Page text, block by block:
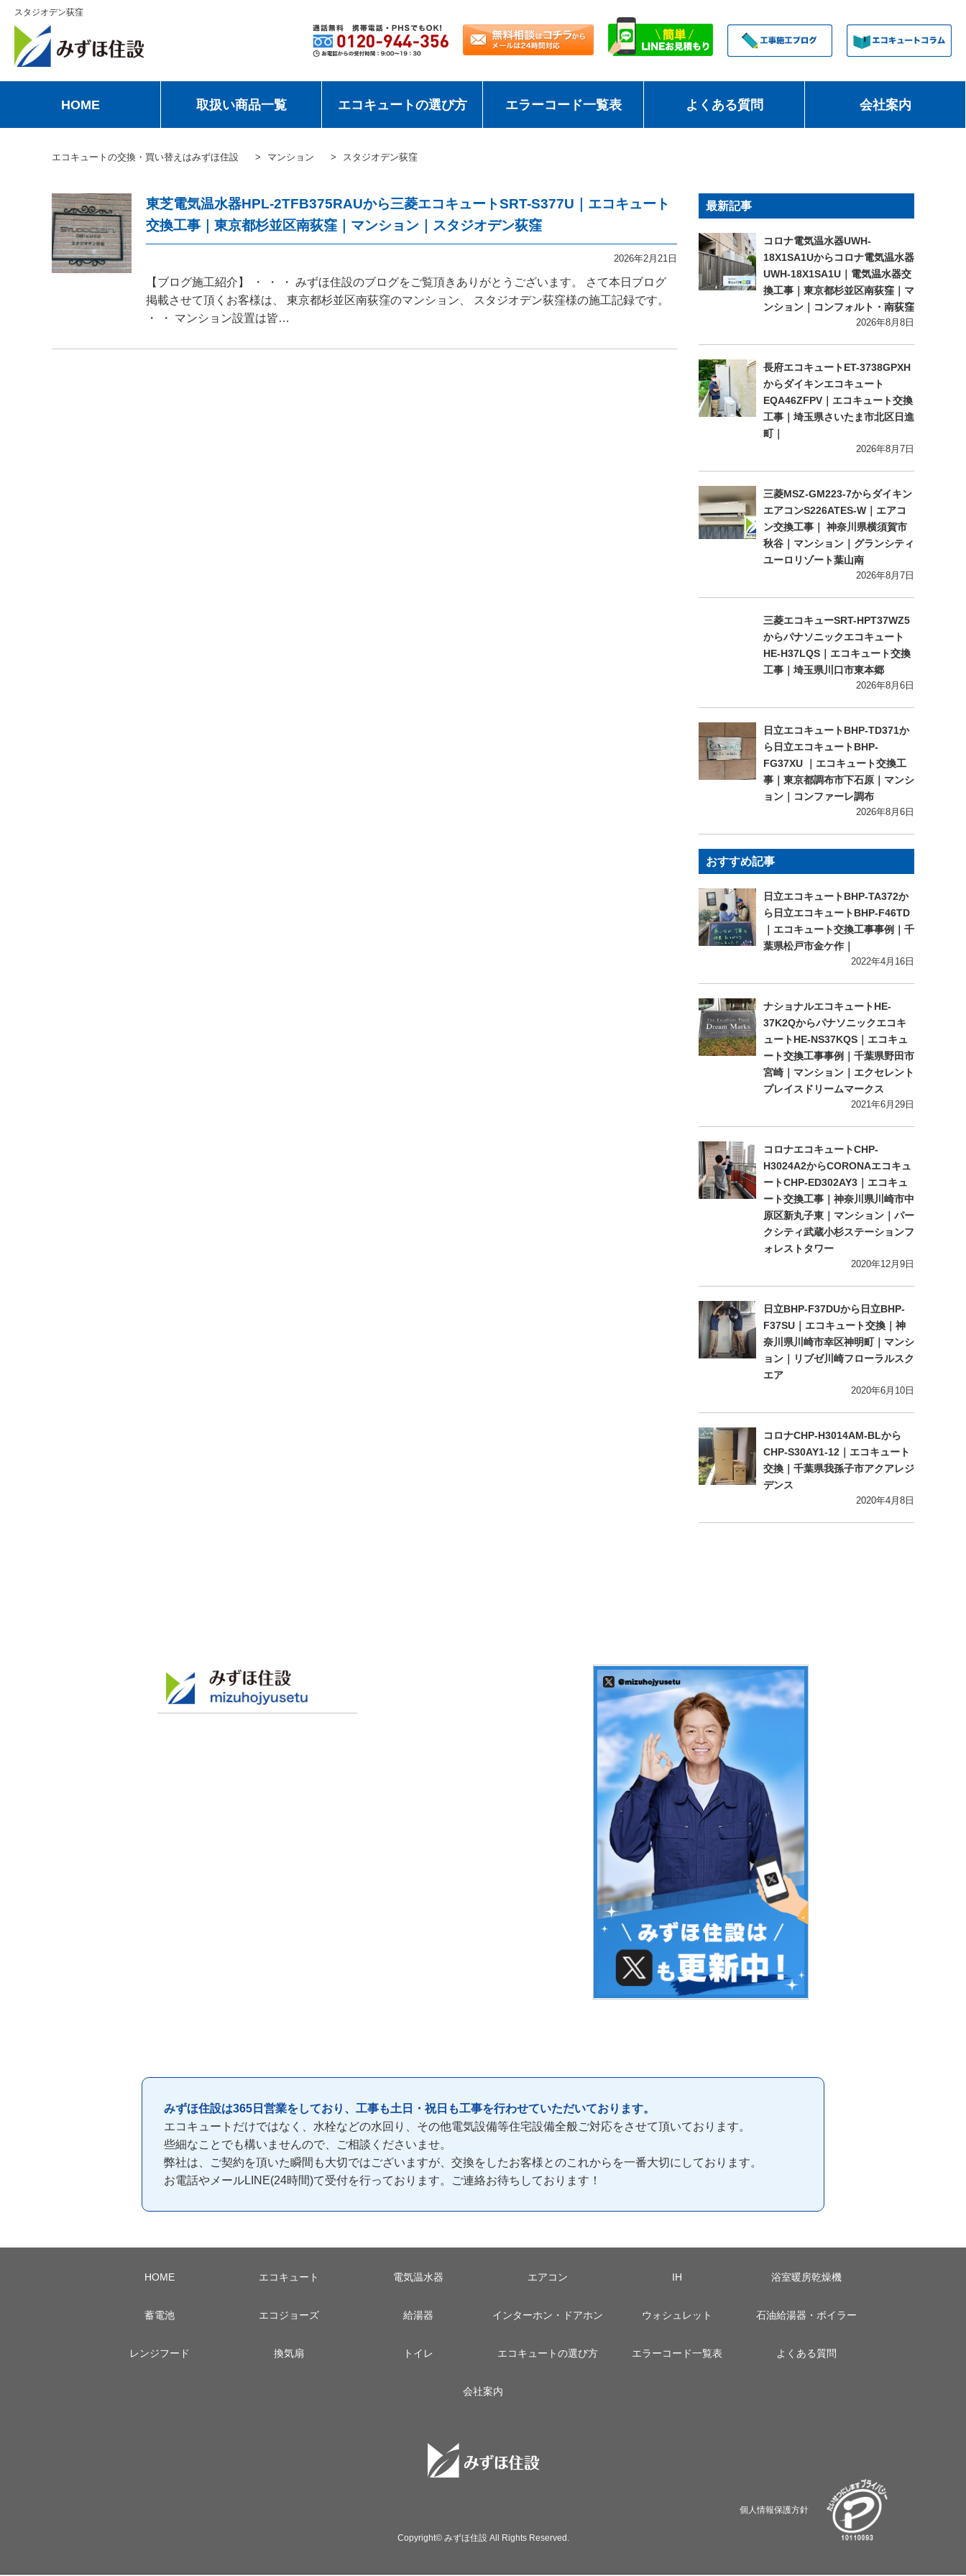
スタジオデン荻窪
HOME 取扱い商品一覧 エコキュートの選び方 エラーコード一覧表 よくある質問 会社案内
エコキュートの交換・買い替えはみずほ住設 マンション スタジオデン荻窪
東芝電気温水器HPL-2TFB375RAUから三菱エコキュートSRT-S377U｜エコキュート
交換工事｜東京都杉並区南荻窪｜マンション｜スタジオデン荻窪
2026年2月21日
【ブログ施工紹介】 ・ ・ ・ みずほ住設のブログをご覧頂きありがとうございます。 さて本日ブログ
掲載させて頂くお客様は、 東京都杉並区南荻窪のマンション、 スタジオデン荻窪様の施工記録です。
・ ・ マンション設置は皆…
最新記事
コロナ電気温水器UWH-
18X1SA1Uからコロナ電気温水器
UWH-18X1SA1U｜電気温水器交
換工事｜東京都杉並区南荻窪｜マ
ンション｜コンフォルト・南荻窪
2026年8月8日
長府エコキュートET-3738GPXH
からダイキンエコキュート
EQA46ZFPV｜エコキュート交換
工事｜埼玉県さいたま市北区日進
町｜
2026年8月7日
三菱MSZ-GM223-7からダイキン
エアコンS226ATES-W｜エアコ
ン交換工事｜ 神奈川県横須賀市
秋谷｜マンション｜グランシティ
ユーロリゾート葉山南
2026年8月7日
三菱エコキューSRT-HPT37WZ5
からパナソニックエコキュート
HE-H37LQS｜エコキュート交換
工事｜埼玉県川口市東本郷
2026年8月6日
日立エコキュートBHP-TD371か
ら日立エコキュートBHP-
FG37XU ｜エコキュート交換工
事｜東京都調布市下石原｜マンシ
ョン｜コンファーレ調布
2026年8月6日
おすすめ記事
日立エコキュートBHP-TA372か
ら日立エコキュートBHP-F46TD
｜エコキュート交換工事事例｜千
葉県松戸市金ケ作｜
2022年4月16日
ナショナルエコキュートHE-
37K2Qからパナソニックエコキ
ュートHE-NS37KQS｜エコキュ
ート交換工事事例｜千葉県野田市
宮崎｜マンション｜エクセレント
プレイスドリームマークス
2021年6月29日
コロナエコキュートCHP-
H3024A2からCORONAエコキュ
ートCHP-ED302AY3｜エコキュ
ート交換工事｜神奈川県川崎市中
原区新丸子東｜マンション｜パー
クシティ武蔵小杉ステーションフ
ォレストタワー
2020年12月9日
日立BHP-F37DUから日立BHP-
F37SU｜エコキュート交換｜神
奈川県川崎市幸区神明町｜マンシ
ョン｜リブゼ川崎フローラルスク
エア
2020年6月10日
コロナCHP-H3014AM-BLから
CHP-S30AY1-12｜エコキュート
交換｜千葉県我孫子市アクアレジ
デンス
2020年4月8日
みずほ住設は365日営業をしており、工事も土日・祝日も工事を行わせていただいております。
エコキュートだけではなく、水栓などの水回り、その他電気設備等住宅設備全般ご対応をさせて頂いております。
些細なことでも構いませんので、ご相談くださいませ。
弊社は、ご契約を頂いた瞬間も大切ではございますが、交換をしたお客様とのこれからを一番大切にしております。
お電話やメールLINE(24時間)て受付を行っております。ご連絡お待ちしております！
HOME エコキュート 電気温水器 エアコン IH 浴室暖房乾燥機
蓄電池 エコジョーズ 給湯器 インターホン・ドアホン ウォシュレット 石油給湯器・ボイラー
レンジフード 換気扇 トイレ エコキュートの選び方 エラーコード一覧表 よくある質問
会社案内
個人情報保護方針
Copyright© みずほ住設 All Rights Reserved.